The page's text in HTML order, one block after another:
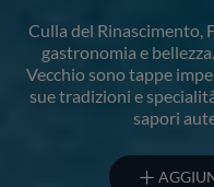
Culla del Rinascimento,
gastronomia e
Vecchio sono tappe
sue tradizioni e
sapori